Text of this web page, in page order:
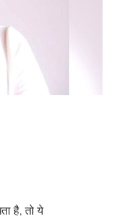
है, तो ये